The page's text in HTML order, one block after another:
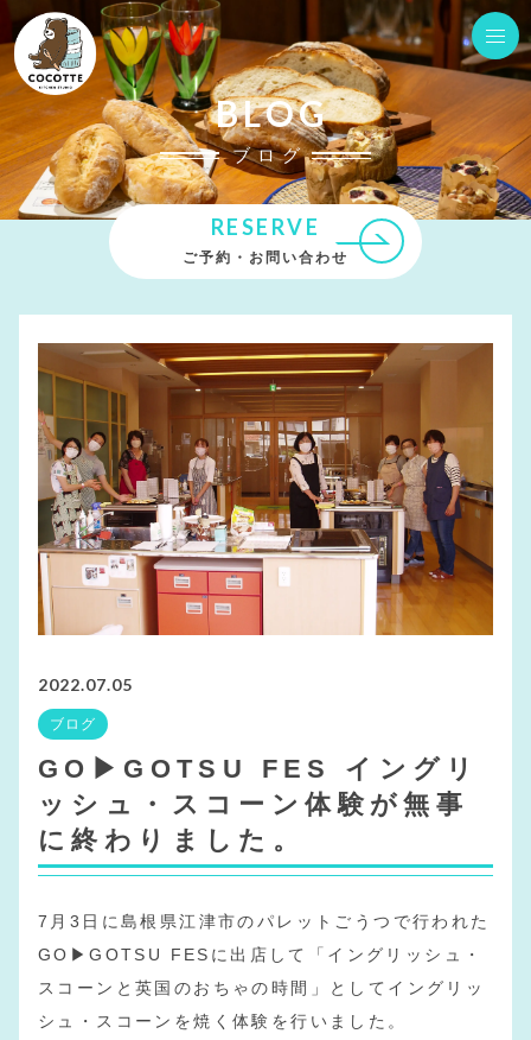
BLOG
ブログ
RESERVE
ご予約・お問い合わせ
2022.07.05
ブログ
GO▶GOTSU FES イングリ
ッシュ・スコーン体験が無事
に終わりました。
7月3日に島根県江津市のパレットごうつで行われた
GO▶GOTSU FESに出店して「イングリッシュ・
スコーンと英国のおちゃの時間」としてイングリッ
シュ・スコーンを焼く体験を行いました。